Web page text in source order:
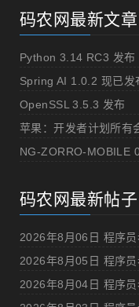
码农网最新文章
Python 3.14 RC3 发布
Spring AI 1.0.2 现已发
OpenSSL 3.5.3 发布
苹果：开发者计划所有
码农网最新帖子
2026年8月05日 程序